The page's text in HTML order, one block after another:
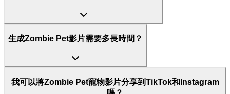
生成Zombie Pet影片需要多長時間？
我可以將Zombie Pet寵物影片分享到TikTok和Instagram